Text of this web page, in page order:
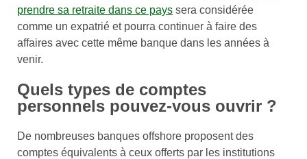
prendre sa retraite dans ce pays sera considérée
comme un expatrié et pourra continuer à faire des
affaires avec cette même banque dans les années à
venir.
Quels types de comptes
personnels pouvez-vous ouvrir ?
De nombreuses banques offshore proposent des
comptes équivalents à ceux offerts par les institutions